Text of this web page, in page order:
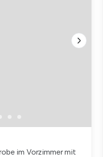
im Vorzimmer mit